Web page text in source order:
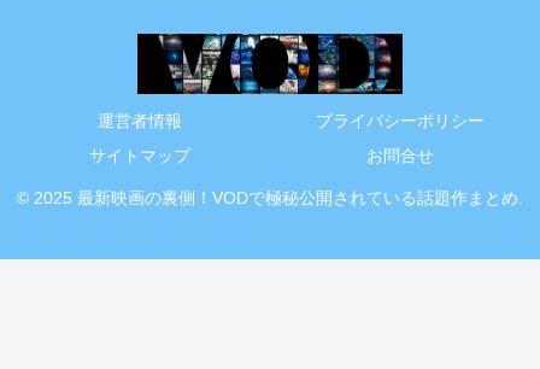
運営者情報
プライバシーポリシー
サイトマップ
お問合せ
© 2025 最新映画の裏側！VODで極秘公開されている話題作まとめ.